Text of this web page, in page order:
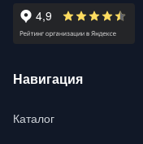
Навигация
Каталог